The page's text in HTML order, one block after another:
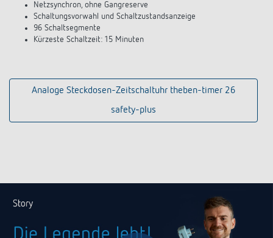
Netzsynchron, ohne Gangreserve
Schaltungsvorwahl und Schaltzustandsanzeige
96 Schaltsegmente
Kürzeste Schaltzeit: 15 Minuten
Analoge Steckdosen-Zeitschaltuhr theben-timer 26
safety-plus